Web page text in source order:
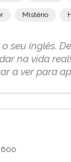
Mistério
seu inglês.
na vida
a ver para